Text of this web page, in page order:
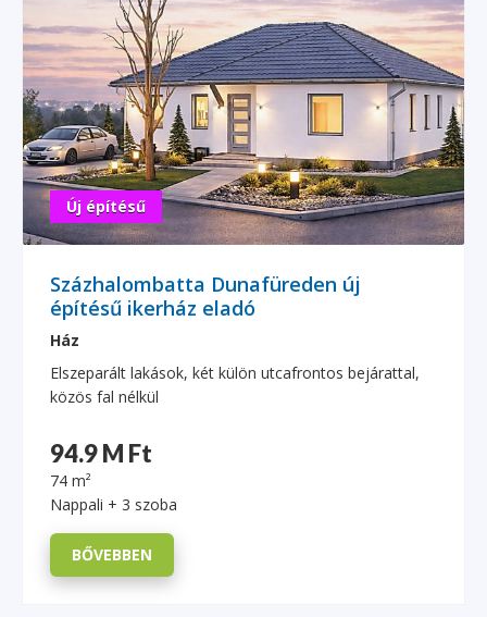
Új építésű
Százhalombatta Dunafüreden új
építésű ikerház eladó
Ház
Elszeparált lakások, két külön utcafrontos bejárattal,
közös fal nélkül
94.9 M Ft
74 m²
Nappali + 3 szoba
BŐVEBBEN